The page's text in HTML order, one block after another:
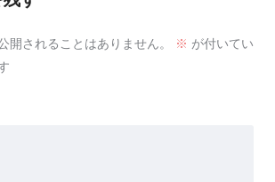
開されることはありません。 ※ が付いてい